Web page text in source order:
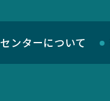
センターについて